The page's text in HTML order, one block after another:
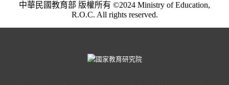
中華民國教育部 版權所有 ©2024 Ministry of Education,
R.O.C. All rights reserved.